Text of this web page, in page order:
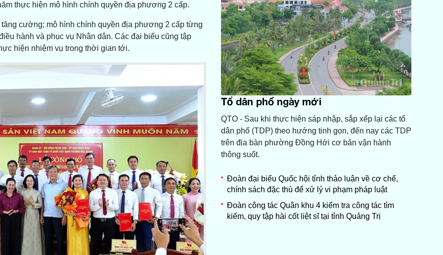
thực hiện mô hình chính quyền địa phương 2 cấp.
cường; mô hình chính quyền địa phương 2 cấp từng
hành và phục vụ Nhân dân. Các đại biểu cũng tập
hiện nhiệm vụ trong thời gian tới.
Tổ dân phố ngày mới
QTO - Sau khi thực hiện sáp nhập, sắp xếp lại các tổ
dân phố (TDP) theo hướng tinh gọn, đến nay các TDP
trên địa bàn phường Đồng Hới cơ bản vận hành
thông suốt.
Đoàn đại biểu Quốc hội tỉnh thảo luận về cơ chế,
chính sách đặc thù để xử lý vi phạm pháp luật
Đoàn công tác Quân khu 4 kiểm tra công tác tìm
kiếm, quy tập hài cốt liệt sĩ tại tỉnh Quảng Trị